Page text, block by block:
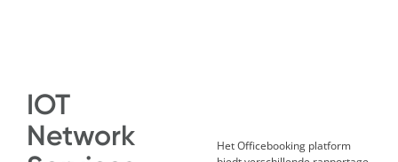
IOT
Network
Het Officebooking platform